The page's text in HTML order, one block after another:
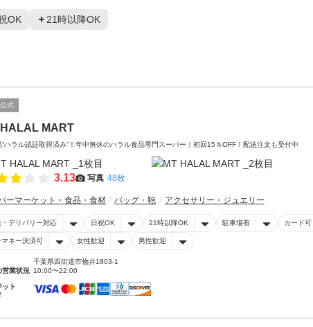
OK 21時以降OK
式
HALAL MART
“ハラル認証取得済み”！年中無休のハラル食品専門スーパー｜初回15％OFF！配送注文も受付中
3.13 写真 48枚
ーマーケット・食品・食材 バッグ・鞄 アクセサリー・ジュエリー
・デリバリー対応 日祝OK 21時以降OK 駐車場有 カード可
マネー決済可 女性歓迎 男性歓迎
千葉県四街道市物井1803-1
営業状況 10:00〜22:00
ット